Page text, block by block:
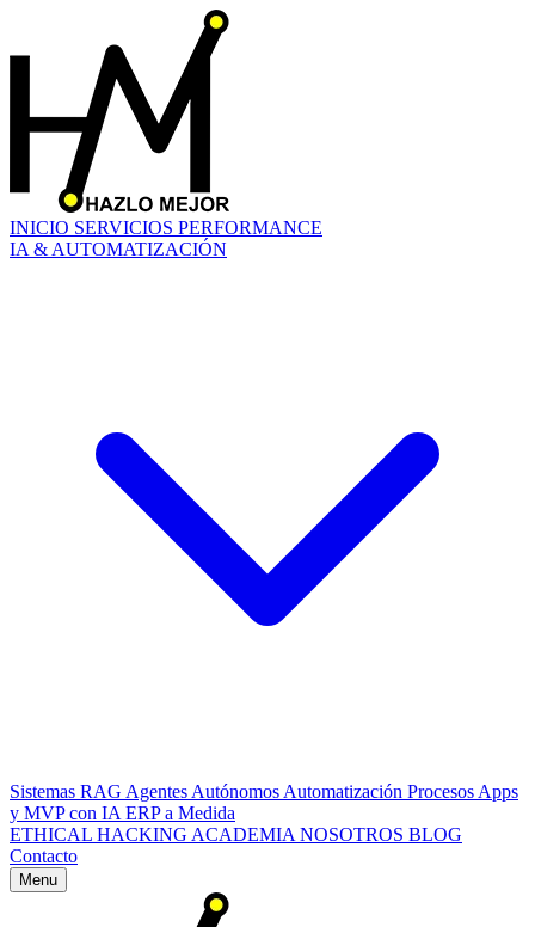
INICIO SERVICIOS PERFORMANCE
IA & AUTOMATIZACIÓN
Sistemas RAG Agentes Autónomos Automatización Procesos Apps
y MVP con IA ERP a Medida
ETHICAL HACKING ACADEMIA NOSOTROS BLOG
Contacto
Menu